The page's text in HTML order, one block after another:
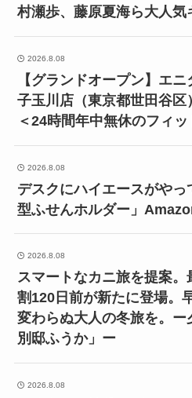
村瀬歩、藤原夏海ら大人気
2026.8.08
【グランドオープン】エ
子玉川店（東京都世田谷区
＜24時間年中無休のフィッ
2026.8.08
デスクにハイエースがや
型ふせんホルダー」
2026.8.08
スマートなカニ旅を提案
割120日前が新たに登場。
変わらぬ大人の冬旅を。
別邸ふうか」ー
2026.8.08